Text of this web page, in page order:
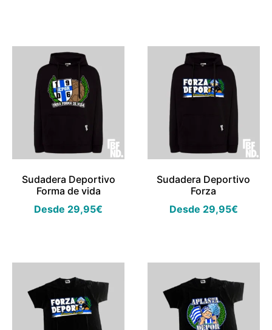
Sudadera Deportivo
Forma de vida
Desde 29,95€
Sudadera Deportivo
Forza
Desde 29,95€